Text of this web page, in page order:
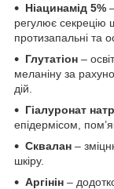
Ніацинамід 5%
регулює секрецію
протизапальні та
Глутатіон –
меланіну за
дій.
Гіалуронат
епідермісом,
Сквалан –
шкіру.
Аргінін –